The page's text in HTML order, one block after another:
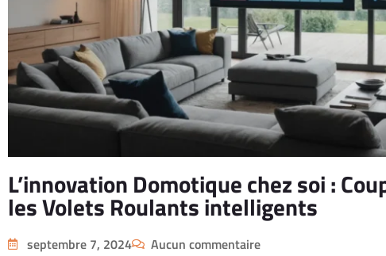
L’innovation Domotique chez soi :
les Volets Roulants intelligents
septembre 7, 2024 Aucun commentaire